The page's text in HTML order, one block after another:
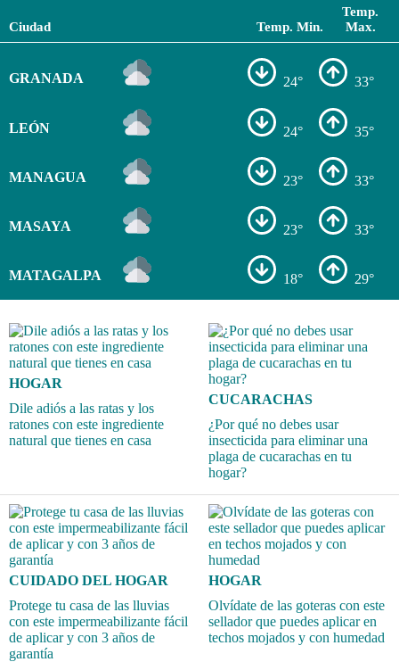
Ciudad Temp. Min.
Temp.
Max.
GRANADA 24° 33°
LEÓN 24° 35°
MANAGUA 23° 33°
MASAYA 23° 33°
MATAGALPA 18° 29°
HOGAR
Dile adiós a las ratas y los
ratones con este ingrediente
natural que tienes en casa
CUCARACHAS
¿Por qué no debes usar
insecticida para eliminar una
plaga de cucarachas en tu
hogar?
CUIDADO DEL HOGAR
Protege tu casa de las lluvias
con este impermeabilizante fácil
de aplicar y con 3 años de
garantía
HOGAR
Olvídate de las goteras con este
sellador que puedes aplicar en
techos mojados y con humedad